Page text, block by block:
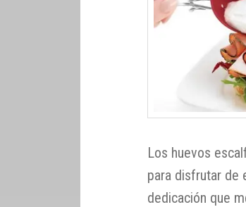
Los huevos
para disfrutar de
dedicación que